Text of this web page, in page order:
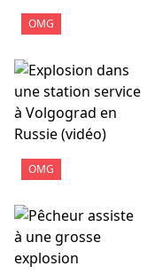
OMG
OMG